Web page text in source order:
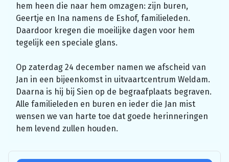
hem heen die naar hem omzagen: zijn buren,
Geertje en Ina namens de Eshof, familieleden.
Daardoor kregen die moeilijke dagen voor hem
tegelijk een speciale glans.
Op zaterdag 24 december namen we afscheid van
Jan in een bijeenkomst in uitvaartcentrum Weldam.
Daarna is hij bij Sien op de begraafplaats begraven.
Alle familieleden en buren en ieder die Jan mist
wensen we van harte toe dat goede herinneringen
hem levend zullen houden.